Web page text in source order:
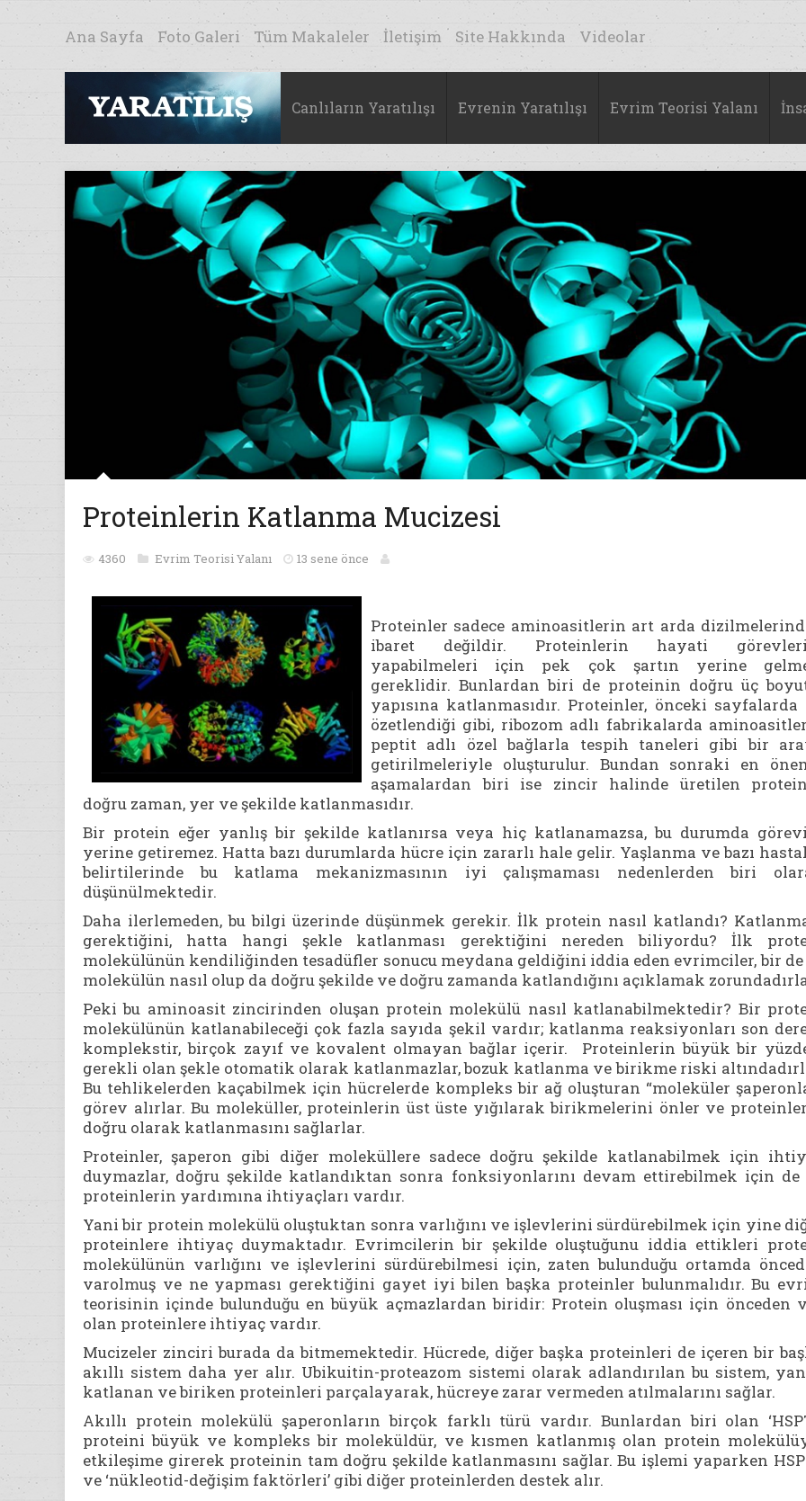
Ana Sayfa Foto Galeri Tüm Makaleler İletişim Site Hakkında Videolar
Canlıların Yaratılışı Evrenin Yaratılışı Evrim Teorisi Yalanı
Proteinlerin Katlanma Mucizesi
4360 Evrim Teorisi Yalanı 13 sene önce
Proteinler sadece aminoasitlerin art arda
ibaret değildir. Proteinlerin hayati
yapabilmeleri için pek çok şartın yerine
gereklidir. Bunlardan biri de proteinin doğru üç
yapısına katlanmasıdır. Proteinler, önceki sayfalarda
özetlendiği gibi, ribozom adlı fabrikalarda
peptit adlı özel bağlarla tespih taneleri gibi bir
getirilmeleriyle oluşturulur. Bundan sonraki en
aşamalardan biri ise zincir halinde üretilen
doğru zaman, yer ve şekilde katlanmasıdır.
Bir protein eğer yanlış bir şekilde katlanırsa veya hiç katlanamazsa, bu durumda
yerine getiremez. Hatta bazı durumlarda hücre için zararlı hale gelir. Yaşlanma ve bazı
belirtilerinde bu katlama mekanizmasının iyi çalışmaması nedenlerden biri
düşünülmektedir.
Daha ilerlemeden, bu bilgi üzerinde düşünmek gerekir. İlk protein nasıl katlandı?
gerektiğini, hatta hangi şekle katlanması gerektiğini nereden biliyordu? İlk
molekülünün kendiliğinden tesadüfler sonucu meydana geldiğini iddia eden evrimciler, bir de
molekülün nasıl olup da doğru şekilde ve doğru zamanda katlandığını açıklamak
Peki bu aminoasit zincirinden oluşan protein molekülü nasıl katlanabilmektedir? Bir
molekülünün katlanabileceği çok fazla sayıda şekil vardır; katlanma reaksiyonları son
komplekstir, birçok zayıf ve kovalent olmayan bağlar içerir. Proteinlerin büyük bir
gerekli olan şekle otomatik olarak katlanmazlar, bozuk katlanma ve birikme riski
Bu tehlikelerden kaçabilmek için hücrelerde kompleks bir ağ oluşturan “moleküler
görev alırlar. Bu moleküller, proteinlerin üst üste yığılarak birikmelerini önler ve
doğru olarak katlanmasını sağlarlar.
Proteinler, şaperon gibi diğer moleküllere sadece doğru şekilde katlanabilmek için
duymazlar, doğru şekilde katlandıktan sonra fonksiyonlarını devam ettirebilmek için de
proteinlerin yardımına ihtiyaçları vardır.
Yani bir protein molekülü oluştuktan sonra varlığını ve işlevlerini sürdürebilmek için yine
proteinlere ihtiyaç duymaktadır. Evrimcilerin bir şekilde oluştuğunu iddia ettikleri
molekülünün varlığını ve işlevlerini sürdürebilmesi için, zaten bulunduğu ortamda
varolmuş ve ne yapması gerektiğini gayet iyi bilen başka proteinler bulunmalıdır. Bu
teorisinin içinde bulunduğu en büyük açmazlardan biridir: Protein oluşması için önceden
olan proteinlere ihtiyaç vardır.
Mucizeler zinciri burada da bitmemektedir. Hücrede, diğer başka proteinleri de içeren bir
akıllı sistem daha yer alır. Ubikuitin-proteazom sistemi olarak adlandırılan bu sistem,
katlanan ve biriken proteinleri parçalayarak, hücreye zarar vermeden atılmalarını sağlar.
Akıllı protein molekülü şaperonların birçok farklı türü vardır. Bunlardan biri olan
proteini büyük ve kompleks bir moleküldür, ve kısmen katlanmış olan protein
etkileşime girerek proteinin tam doğru şekilde katlanmasını sağlar. Bu işlemi yaparken
ve ‘nükleotid-değişim faktörleri’ gibi diğer proteinlerden destek alır.